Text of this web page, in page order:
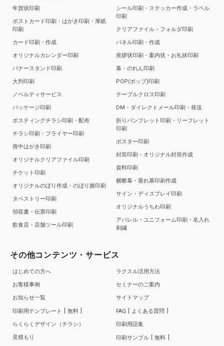
年賀状印刷
ポストカード印刷・はがき印刷・厚紙
印刷
カード印刷・作成
オリジナルカレンダー印刷
バナースタンド印刷
大判印刷
ノベルティサービス
パッケージ印刷
ポスティングチラシ印刷・配布
チラシ印刷・フライヤー印刷
喪中はがき印刷
オリジナルクリアファイル印刷
チケット印刷
オリジナルのぼり作成・のぼり旗印刷
タペストリー印刷
領収書・伝票印刷
飲食店・店舗ツール印刷
シール印刷・ステッカー作成・ラベル
印刷
クリアファイル・フォルダ印刷
パネル印刷・作成
挨拶状印刷・案内状・お礼状印刷
幕・のれん印刷
POP(ポップ)印刷
テーブルクロス印刷
DM・ダイレクトメール印刷・発送
折りパンフレット印刷・リーフレット
印刷
ポスター印刷
封筒印刷・オリジナル封筒作成
資料印刷
横断幕・垂れ幕印刷作成
サイン・ディスプレイ印刷
オリジナルうちわ印刷
アパレル・ユニフォーム印刷・名入れ
刺繍
その他コンテンツ・サービス
はじめての方へ
お客様事例
お知らせ一覧
印刷用テンプレート
無料
らくらくデザイン（チラシ）
見積もり
ラクスル活用方法
セミナーのご案内
サイトマップ
FAQ
よくある質問
印刷用語集
印刷サンプル
無料